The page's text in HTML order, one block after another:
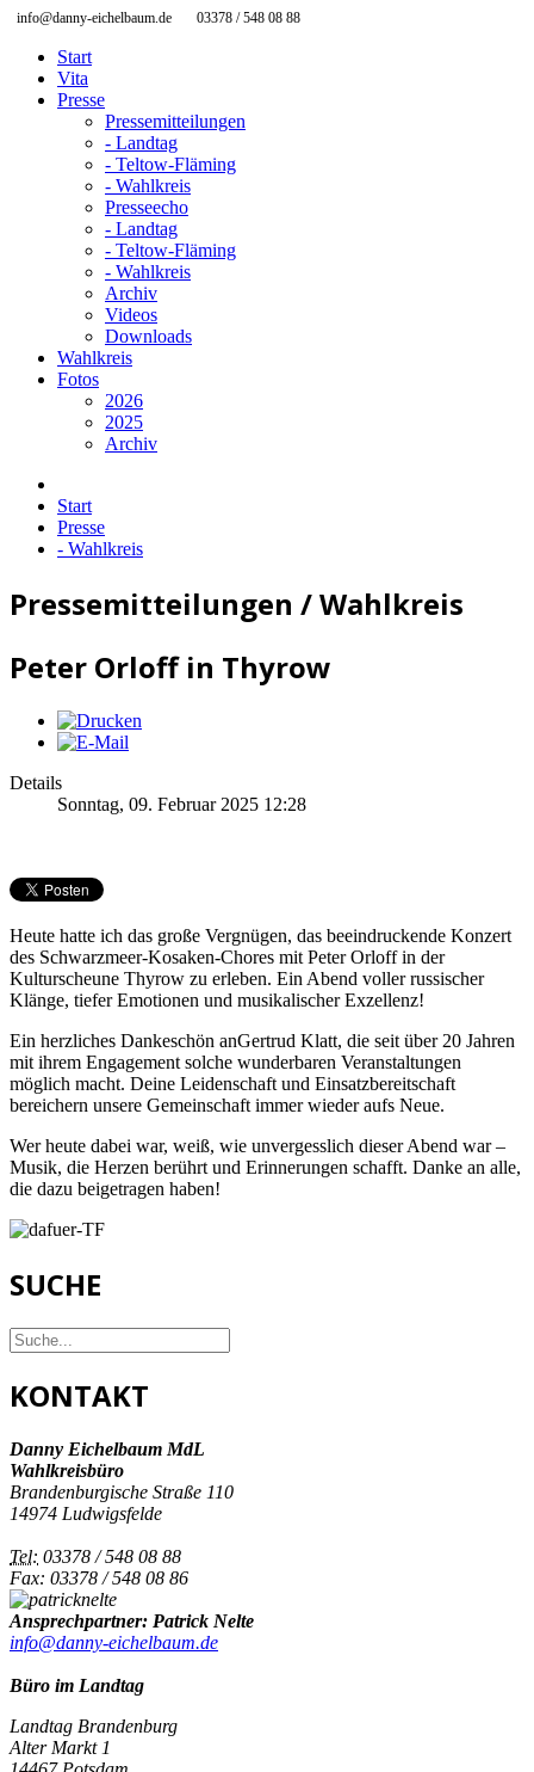
info@danny-eichelbaum.de 03378 / 548 08 88
Start
Vita
Presse
Pressemitteilungen
- Landtag
- Teltow-Fläming
- Wahlkreis
Presseecho
- Landtag
- Teltow-Fläming
- Wahlkreis
Archiv
Videos
Downloads
Wahlkreis
Fotos
2026
2025
Archiv
Start
Presse
- Wahlkreis
Pressemitteilungen / Wahlkreis
Peter Orloff in Thyrow
Details
Sonntag, 09. Februar 2025 12:28
Heute hatte ich das große Vergnügen, das beeindruckende Konzert
des Schwarzmeer-Kosaken-Chores mit Peter Orloff in der
Kulturscheune Thyrow zu erleben. Ein Abend voller russischer
Klänge, tiefer Emotionen und musikalischer Exzellenz!
Ein herzliches Dankeschön anGertrud Klatt, die seit über 20 Jahren
mit ihrem Engagement solche wunderbaren Veranstaltungen
möglich macht. Deine Leidenschaft und Einsatzbereitschaft
bereichern unsere Gemeinschaft immer wieder aufs Neue.
Wer heute dabei war, weiß, wie unvergesslich dieser Abend war –
Musik, die Herzen berührt und Erinnerungen schafft. Danke an alle,
die dazu beigetragen haben!
SUCHE
KONTAKT
Danny Eichelbaum MdL
Wahlkreisbüro
Brandenburgische Straße 110
14974 Ludwigsfelde
Tel: 03378 / 548 08 88
Fax: 03378 / 548 08 86
Ansprechpartner: Patrick Nelte
info@danny-eichelbaum.de
Büro im Landtag
Landtag Brandenburg
Alter Markt 1